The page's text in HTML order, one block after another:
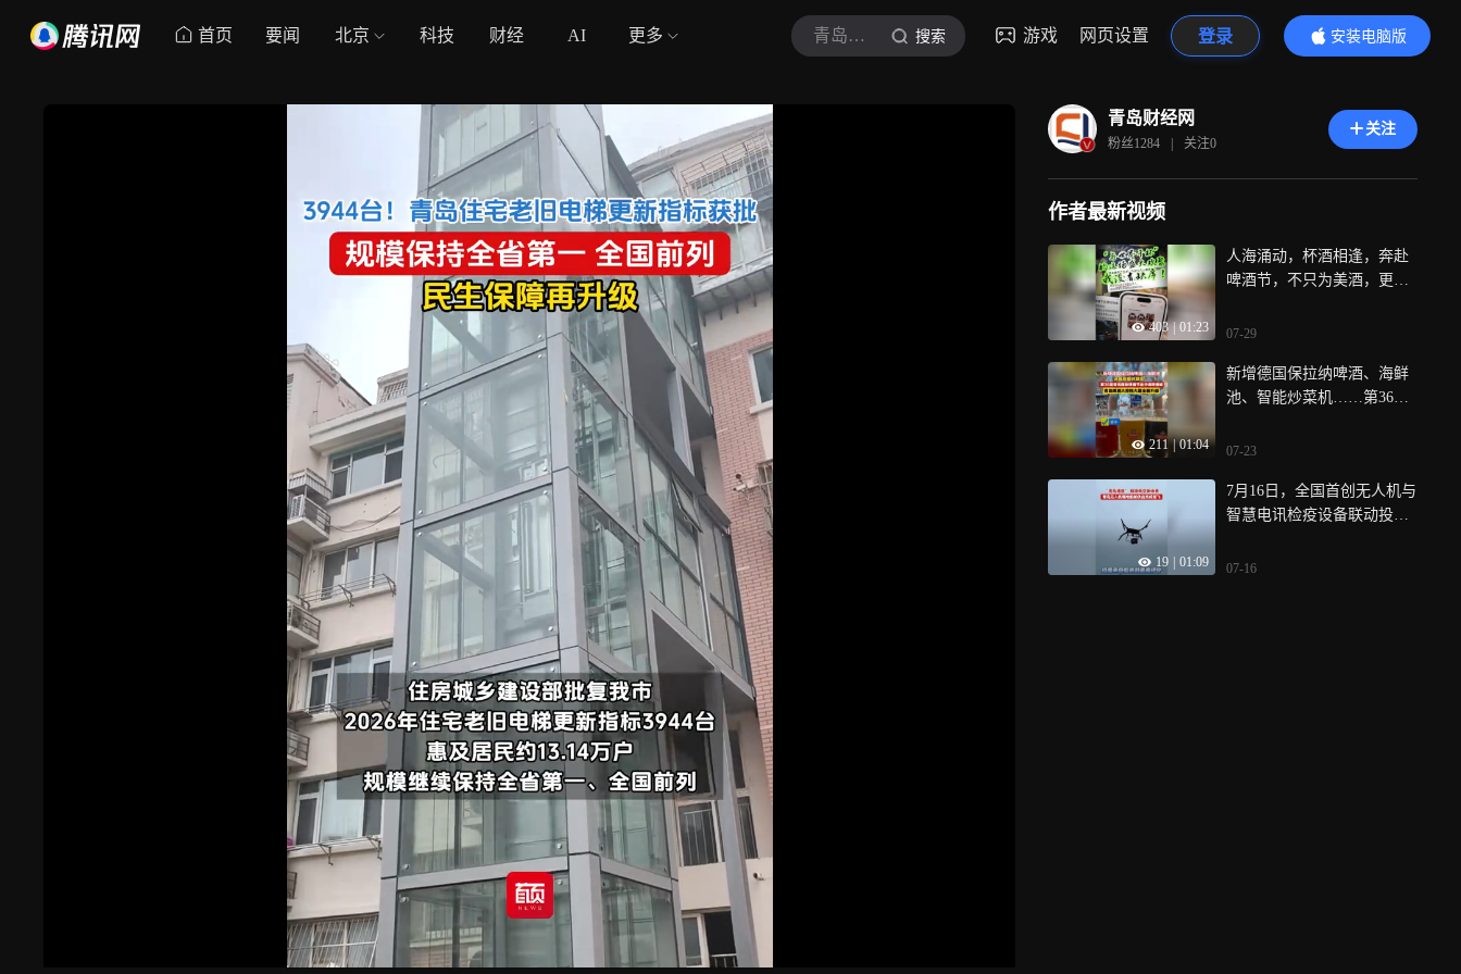
首页 要闻 北京 科技 财经 AI 更多 青岛财经网 搜索 游戏 网页设置 登录
安装电脑版
内容更精彩
青岛财经网
粉丝1284 | 关注0
关注
作者最新视频
403 01:23
人海涌动，杯酒相逢，奔赴
啤酒节，不只为美酒，更是
会
07-29
211 | 01:04
新增德国保拉纳啤酒、海鲜
池、智能炒菜机……第36届
城，青岛啤酒大排档大篷全
07-23
19 01:09
7月16日，全国首创无人机与
智慧电讯检疫设备联动投
地船舶供应试运行首飞活动
07-16